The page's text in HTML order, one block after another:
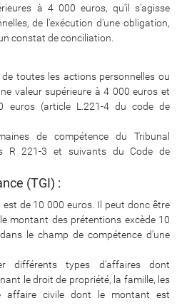
à 4 000 euros, qu'il s'agisse
de l'exécution d'une obligation,
constat de conciliation.
toutes les actions personnelles ou
valeur supérieure à 4 000 euros et
euros (article L.221-4 du code de
de compétence du Tribunal
R 221-3 et suivants du Code de
(TGI) :
de 10 000 euros. Il peut donc être
montant des prétentions excède 10
le champ de compétence d'une
différents types d'affaires dont
le droit de propriété, la famille, les
affaire civile dont le montant est